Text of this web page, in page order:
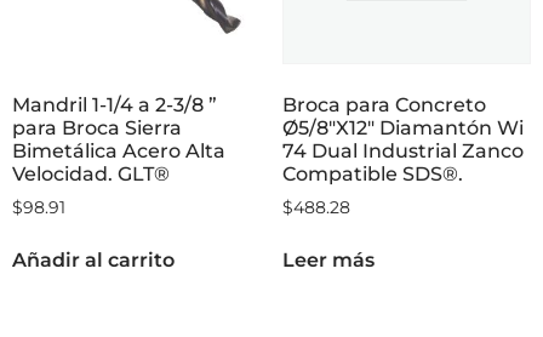
Mandril 1-1/4 a 2-3/8 ”
para Broca Sierra
Bimetálica Acero Alta
Velocidad. GLT®
$98.91
Añadir al carrito
Broca para Concreto
Ø5/8″X12″ Diamantón Wi
74 Dual Industrial Zanco
Compatible SDS®.
$488.28
Leer más